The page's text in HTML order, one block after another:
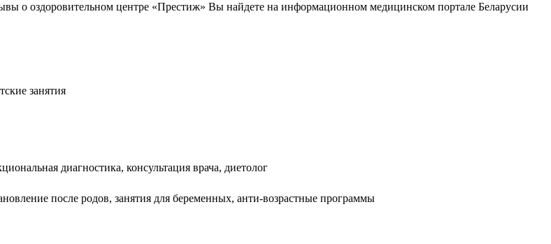
о оздоровительном центре «Престиж» Вы найдете на информационном медицинском портале Беларусии
занятия
диагностика, консультация врача, диетолог
после родов, занятия для беременных, анти-возрастные программы